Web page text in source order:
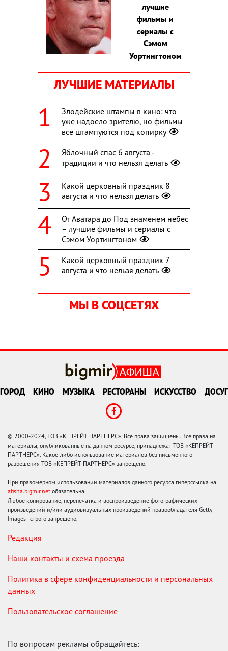
лучшие
фильмы и
сериалы с
Сэмом
Уортингтоном
ЛУЧШИЕ МАТЕРИАЛЫ
Злодейские штампы в кино: что
уже надоело зрителю, но фильмы
все штампуются под копирку
Яблочный спас 6 августа -
традиции и что нельзя делать
Какой церковный праздник 8
августа и что нельзя делать
От Аватара до Под знаменем небес
– лучшие фильмы и сериалы с
Сэмом Уортингтоном
Какой церковный праздник 7
августа и что нельзя делать
МЫ В СОЦСЕТЯХ
ГОРОД КИНО МУЗЫКА РЕСТОРАНЫ ИСКУССТВО ДОСУГ
© 2000-2024, ТОВ «КЕПРЕЙТ ПАРТНЕРС». Все права защищены. Все права на
материалы, опубликованные на данном ресурсе, принадлежат ТОВ «КЕПРЕЙТ
ПАРТНЕРС». Какое-либо использование материалов без письменного
разрешения ТОВ «КЕПРЕЙТ ПАРТНЕРС» запрещено.
При правомерном использовании материалов данного ресурса гиперссылка на
afisha.bigmir.net обязательна.
Любое копирование, перепечатка и воспроизведение фотографических
произведений и/или аудиовизуальных произведений правообладателя Getty
Images - строго запрещено.
Редакция
Наши контакты и схема проезда
Политика в сфере конфиденциальности и персональных
данных
Пользовательское соглашение
По вопросам рекламы обращайтесь: